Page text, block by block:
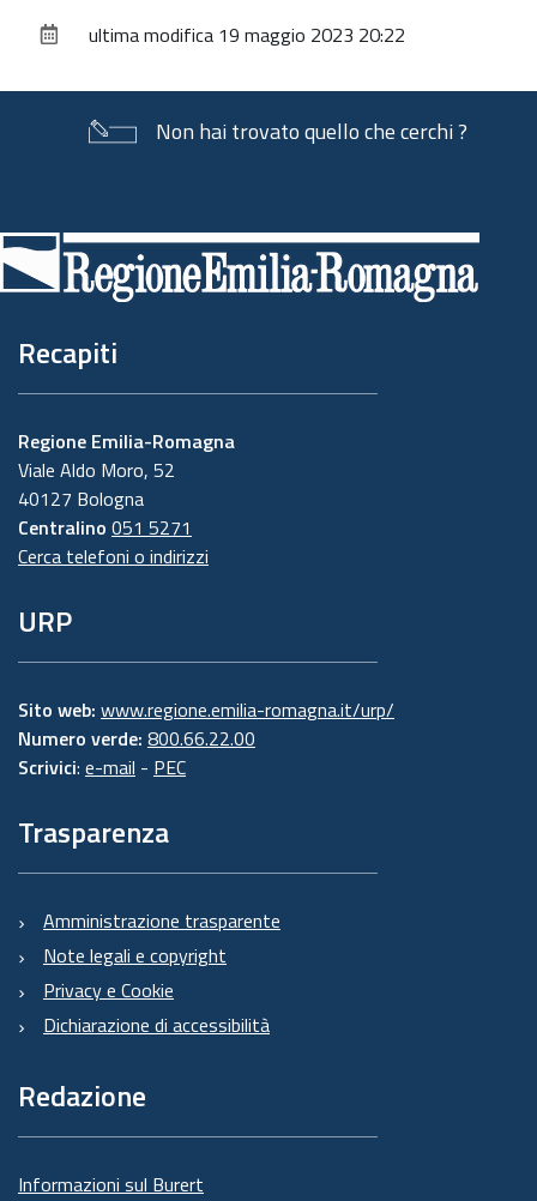
documentoultima modifica 19 maggio 2023 20:22
Non hai trovato quello che cerchi ?
di
pagina
Recapiti
Regione Emilia-Romagna
Viale Aldo Moro, 52
40127 Bologna
Centralino 051 5271
Cerca telefoni o indirizzi
URP
Sito web: www.regione.emilia-romagna.it/urp/
Numero verde: 800.66.22.00
Scrivici: e-mail - PEC
Trasparenza
Amministrazione trasparente
Note legali e copyright
Privacy e Cookie
Dichiarazione di accessibilità
Redazione
Informazioni sul Burert